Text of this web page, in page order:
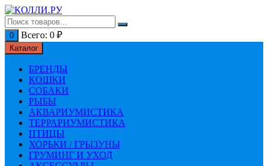
Перейти
к
содержимому
0 Всего: 0 ₽
Каталог
БРЕНДЫ
КОШКИ
СОБАКИ
РЫБЫ
АКВАРИУМИСТИКА
ТЕРРАРИУМИСТИКА
ПТИЦЫ
ХОРЬКИ / ГРЫЗУНЫ
ГРУМИНГ И УХОД